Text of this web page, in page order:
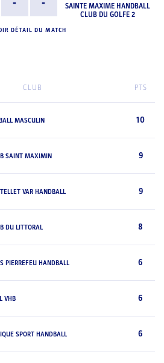
SAINTE MAXIME HANDBALL
CLUB DU GOLFE 2
DÉTAIL DU MATCH
CLUB PTS
MASCULIN 10
SAINT MAXIMIN 9
VAR HANDBALL 9
DU LITTORAL 8
PIERREFEU HANDBALL 6
VHB 6
SPORT HANDBALL 6